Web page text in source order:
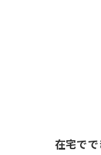
在宅で